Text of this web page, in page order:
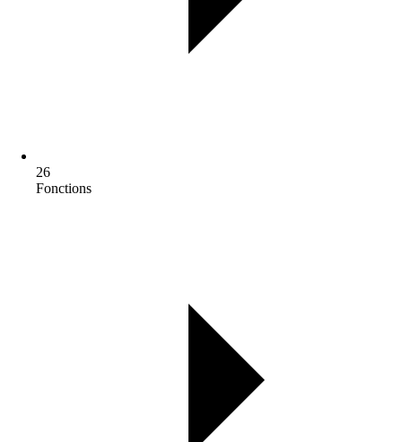
26
Fonctions